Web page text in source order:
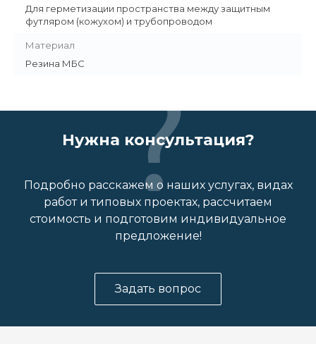
Для герметизации пространства между защитным
футляром (кожухом) и трубопроводом
Материал
Резина МБС
Нужна консультация?
Подробно расскажем о наших услугах, видах
работ и типовых проектах, рассчитаем
стоимость и подготовим индивидуальное
предложение!
Задать вопрос